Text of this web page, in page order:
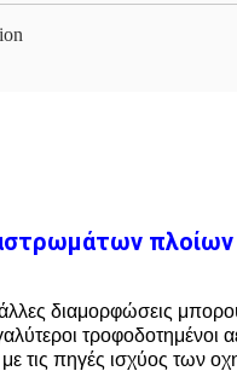
πλοίων
διαμορφώσεις
τροφοδοτημένοι
πηγές ισχύος των